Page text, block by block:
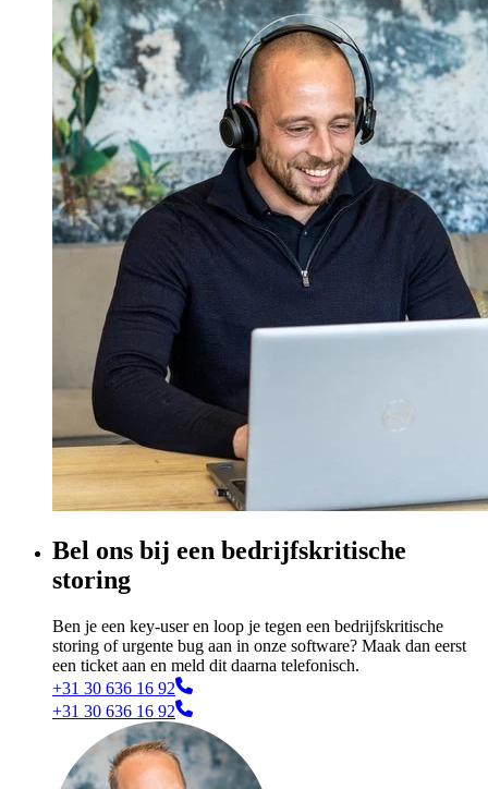
Bel ons bij een bedrijfskritische
storing
Ben je een key-user en loop je tegen een bedrijfskritische
storing of urgente bug aan in onze software? Maak dan eerst
een ticket aan en meld dit daarna telefonisch.
+31 30 636 16 92
+31 30 636 16 92